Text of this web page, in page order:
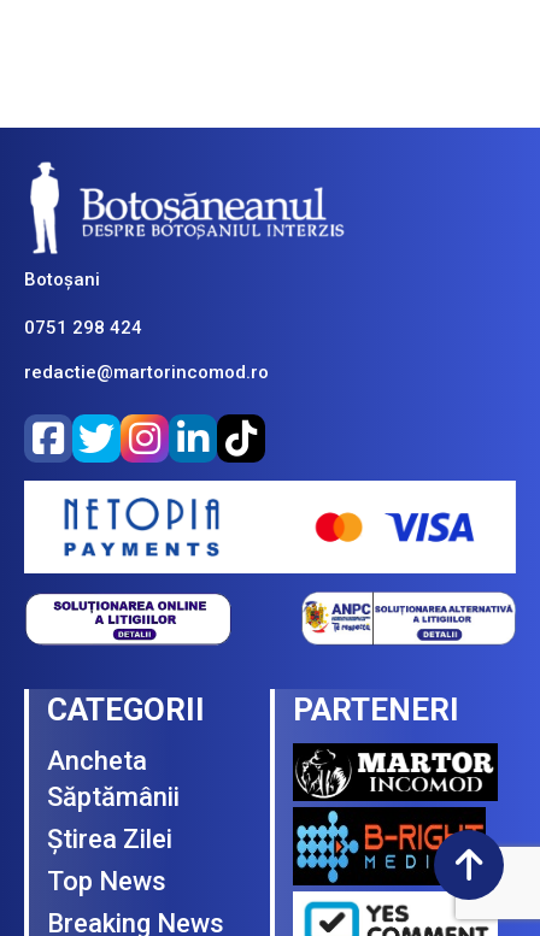
Botoșani
0751 298 424
redactie@martorincomod.ro
CATEGORII
Ancheta
Săptămânii
Ştirea Zilei
Top News
Breaking News
PARTENERI